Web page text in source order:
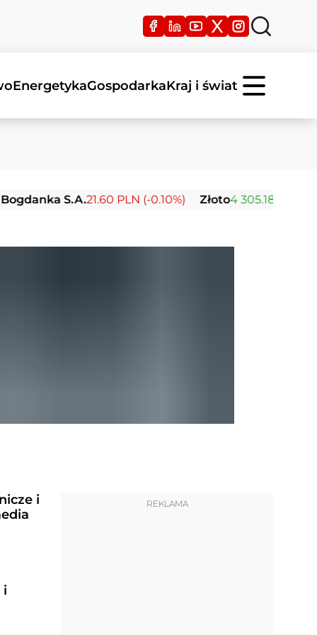
EnergetykaGospodarkaKraj i świat
S.A.21.60 PLN (-0.10%) Złoto 4 305.18 USD (+1.53%)
i
i
REKLAMA